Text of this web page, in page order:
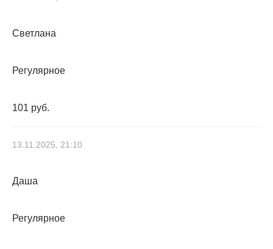
Светлана
Регулярное
101 руб.
13.11.2025, 21:10
Даша
Регулярное